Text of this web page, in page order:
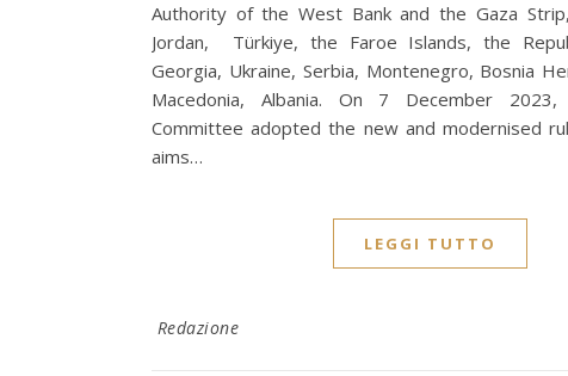
Authority of the West Bank and the Gaza
Jordan, Türkiye, the Faroe Islands, the
Georgia, Ukraine, Serbia, Montenegro, Bosnia
Macedonia, Albania. On 7 December
Committee adopted the new and modernised
aims…
LEGGI TUTTO
Redazione